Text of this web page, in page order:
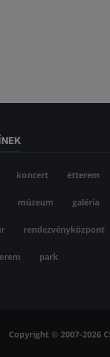
koncert étterem
múzeum galéria
rendezvényközpont
park
Copyright © 2007-2026